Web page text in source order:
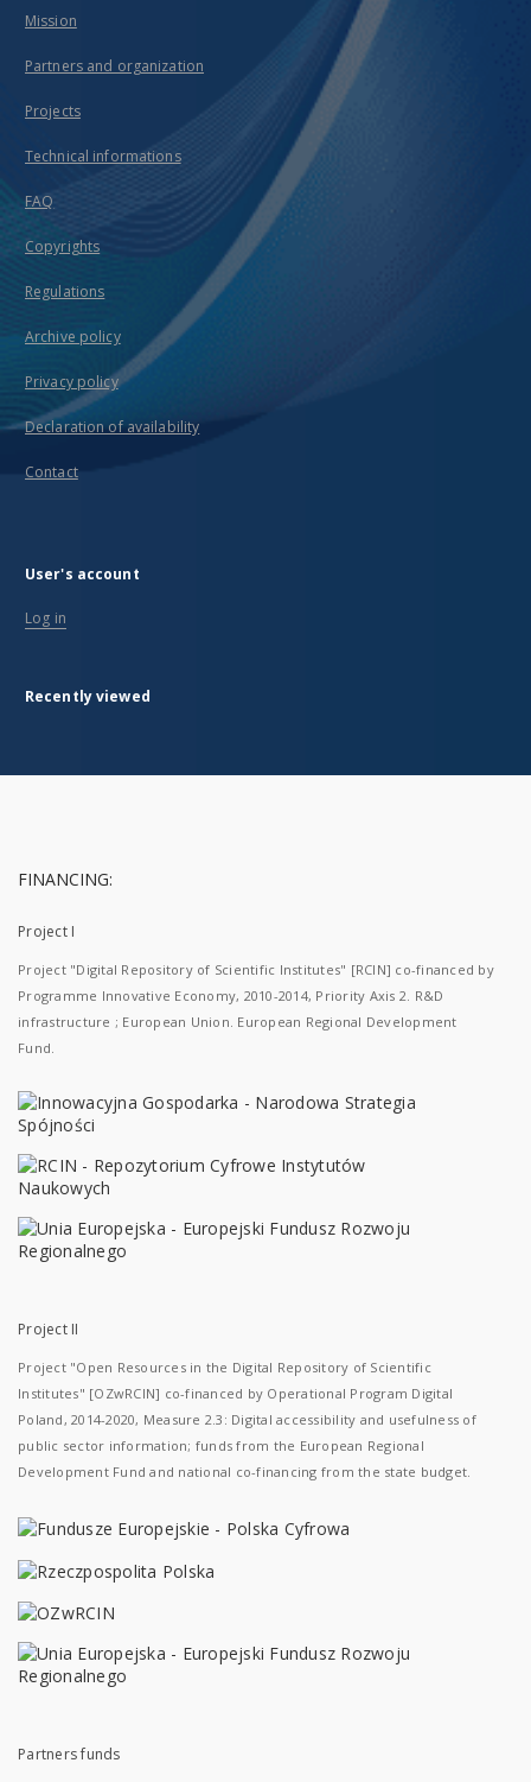
Mission
Partners and organization
Projects
Technical informations
FAQ
Copyrights
Regulations
Archive policy
Privacy policy
Declaration of availability
Contact
User's account
Log in
Recently viewed
FINANCING:
Project I
Project "Digital Repository of Scientific Institutes" [RCIN] co-financed by
Programme Innovative Economy, 2010-2014, Priority Axis 2. R&D
infrastructure ; European Union. European Regional Development
Fund.
Project II
Project "Open Resources in the Digital Repository of Scientific
Institutes" [OZwRCIN] co-financed by Operational Program Digital
Poland, 2014-2020, Measure 2.3: Digital accessibility and usefulness of
public sector information; funds from the European Regional
Development Fund and national co-financing from the state budget.
Partners funds